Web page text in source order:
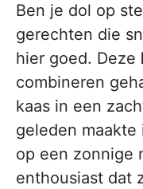
Ben je dol op
gerechten die
hier goed. Deze
combineren
kaas in een
geleden
op een zonnige
enthousiast dat